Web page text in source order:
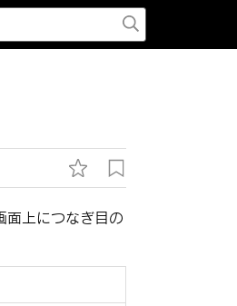
面上につなぎ目の